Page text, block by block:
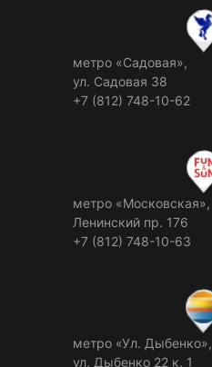
метро «Садовая»,
ул. Садовая 38
+7 (812) 748-10-62
метро «Московская»,
Ленинский пр. 176
+7 (812) 748-10-63
метро «Ул. Дыбенко»,
ул. Дыбенко 22 к. 1